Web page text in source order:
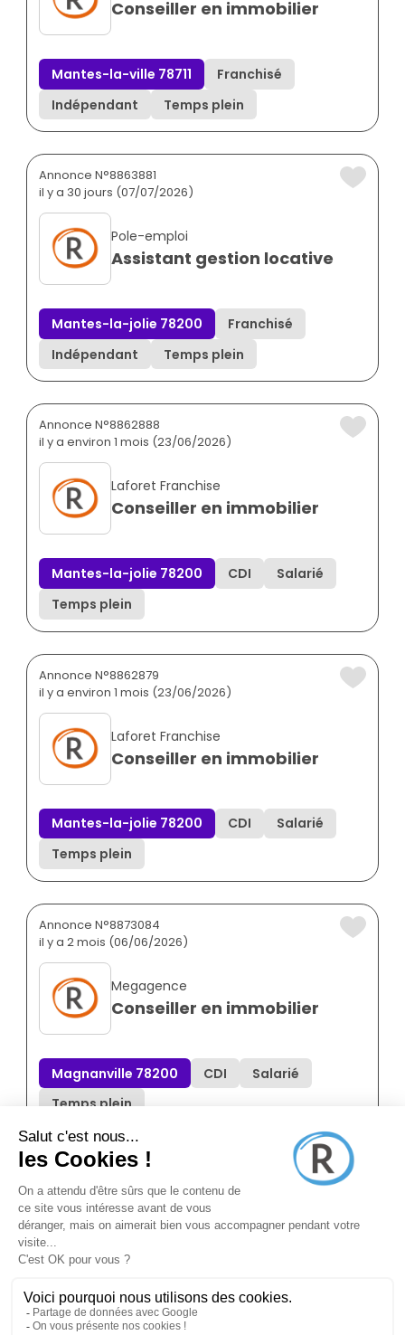
Conseiller en immobilier
Mantes-la-ville 78711
Franchisé
Indépendant
Temps plein
Annonce N°8863881
il y a 30 jours (07/07/2026)
Pole-emploi
Assistant gestion locative
Mantes-la-jolie 78200
Franchisé
Indépendant
Temps plein
Annonce N°8862888
il y a environ 1 mois (23/06/2026)
Laforet Franchise
Conseiller en immobilier
Mantes-la-jolie 78200 CDI
Salarié
Temps plein
Annonce N°8862879
il y a environ 1 mois (23/06/2026)
Laforet Franchise
Conseiller en immobilier
Mantes-la-jolie 78200 CDI
Salarié
Temps plein
Annonce N°8873084
il y a 2 mois (06/06/2026)
Megagence
Conseiller en immobilier
Magnanville 78200 CDI
Salarié
Temps plein
il y a 9 mois (11/11/2025)
Gestionnaire de copropriété
Mantes-la-jolie 78200